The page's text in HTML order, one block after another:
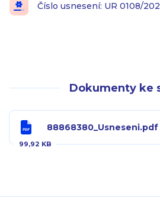
Číslo usnesení: UR 0108/
Dokumenty ke
88868380_Usneseni.pdf
99,92 KB